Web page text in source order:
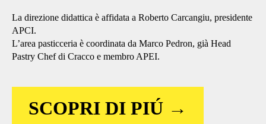
La direzione didattica è affidata a Roberto Carcangiu, presidente
APCI.
L’area pasticceria è coordinata da Marco Pedron, già Head
Pastry Chef di Cracco e membro APEI.
SCOPRI DI PIÚ →